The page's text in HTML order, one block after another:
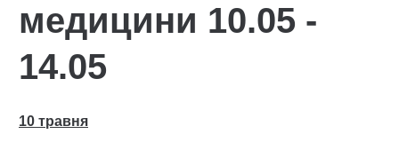
медицини 10.05 -
14.05
10 травня